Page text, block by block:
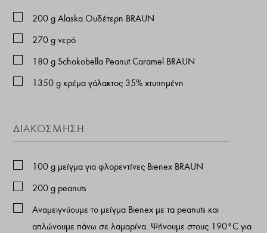
200 g Alaska Ουδέτερη BRAUN
270 g νερό
180 g Schokobella Peanut Caramel BRAUN
1350 g κρέμα γάλακτος 35% χτυπημένη
ΔΙΑΚΌΣΜΗΣΗ
100 g μείγμα για φλορεντίνες Bienex BRAUN
200 g peanuts
Αναμειγνύουμε το μείγμα Bienex με τα peanuts και
απλώνουμε πάνω σε λαμαρίνα. Ψήνουμε στους 190°C για